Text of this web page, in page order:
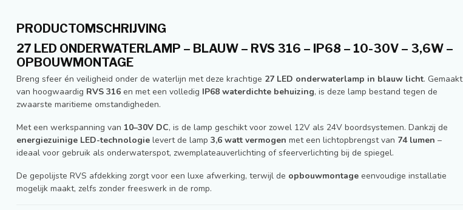
PRODUCTOMSCHRIJVING
27 LED ONDERWATERLAMP – BLAUW – RVS 316 – IP68 – 10-30V – 3,6W –
OPBOUWMONTAGE
Breng sfeer én veiligheid onder de waterlijn met deze krachtige 27 LED onderwaterlamp in blauw licht. Gemaakt
van hoogwaardig RVS 316 en met een volledig IP68 waterdichte behuizing, is deze lamp bestand tegen de
zwaarste maritieme omstandigheden.
Met een werkspanning van 10–30V DC, is de lamp geschikt voor zowel 12V als 24V boordsystemen. Dankzij de
energiezuinige LED-technologie levert de lamp 3,6 watt vermogen met een lichtopbrengst van 74 lumen –
ideaal voor gebruik als onderwaterspot, zwemplateauverlichting of sfeerverlichting bij de spiegel.
De gepolijste RVS afdekking zorgt voor een luxe afwerking, terwijl de opbouwmontage eenvoudige installatie
mogelijk maakt, zelfs zonder freeswerk in de romp.